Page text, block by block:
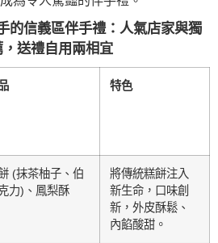
的信義區伴手禮：人氣店家與獨
，送禮自用兩相宜
特色
(抹茶柚子、伯
力)、鳳梨酥
將傳統糕餅注入
新生命，口味創
新，外皮酥鬆、
內餡酸甜。